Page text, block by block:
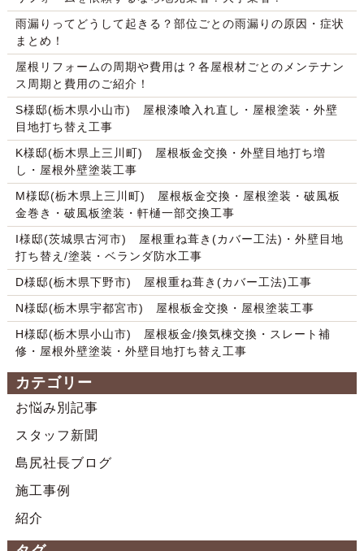
雨漏りってどうして起きる？部位ごとの雨漏りの原因・症状
まとめ！
屋根リフォームの周期や費用は？各屋根材ごとのメンテナン
ス周期と費用のご紹介！
S様邸(栃木県小山市) 屋根漆喰入れ直し・屋根塗装・外壁
目地打ち替え工事
K様邸(栃木県上三川町) 屋根板金交換・外壁目地打ち増
し・屋根外壁塗装工事
M様邸(栃木県上三川町) 屋根板金交換・屋根塗装・破風板
金巻き・破風板塗装・軒樋一部交換工事
I様邸(茨城県古河市) 屋根重ね葺き(カバー工法)・外壁目地
打ち替え/塗装・ベランダ防水工事
D様邸(栃木県下野市) 屋根重ね葺き(カバー工法)工事
N様邸(栃木県宇都宮市) 屋根板金交換・屋根塗装工事
H様邸(栃木県小山市) 屋根板金/換気棟交換・スレート補
修・屋根外壁塗装・外壁目地打ち替え工事
カテゴリー
お悩み別記事
スタッフ新聞
島尻社長ブログ
施工事例
紹介